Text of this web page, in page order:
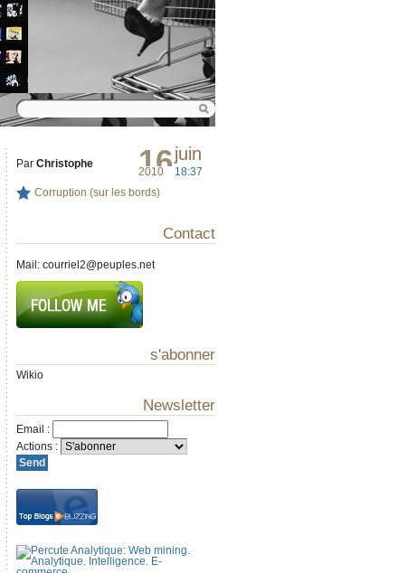
16juin
2010 18:37
Par Christophe
Corruption (sur les bords)
Contact
Mail: courriel2@peuples.net
s'abonner
Wikio
Newsletter
Email :
Actions :